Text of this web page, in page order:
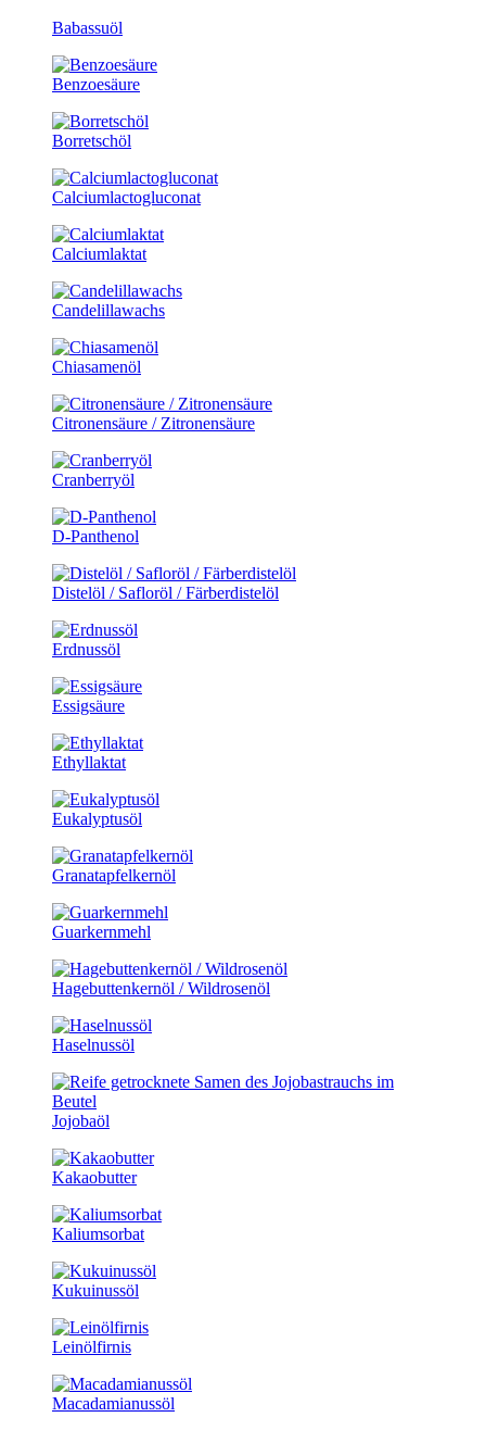
Babassuöl
Benzoesäure
Borretschöl
Calciumlactogluconat
Calciumlaktat
Candelillawachs
Chiasamenöl
Citronensäure / Zitronensäure
Cranberryöl
D-Panthenol
Distelöl / Safloröl / Färberdistelöl
Erdnussöl
Essigsäure
Ethyllaktat
Eukalyptusöl
Granatapfelkernöl
Guarkernmehl
Hagebuttenkernöl / Wildrosenöl
Haselnussöl
Jojobaöl
Kakaobutter
Kaliumsorbat
Kukuinussöl
Leinölfirnis
Macadamianussöl